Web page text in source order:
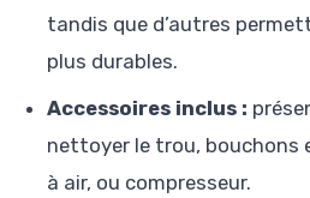
tandis que d’autres
plus durables.
Accessoires inclus :
nettoyer le trou, bouchons
à air, ou compresseur.